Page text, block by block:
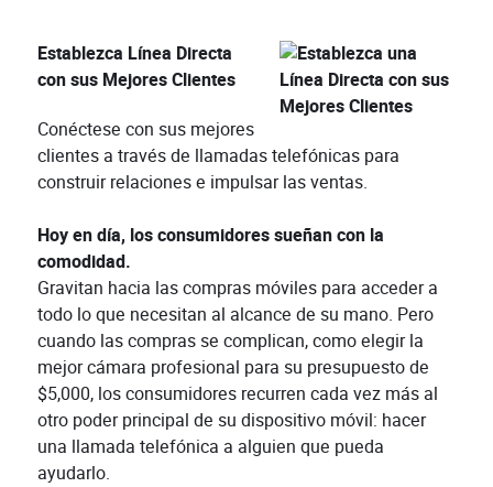
Establezca Línea Directa
con sus Mejores Clientes
Conéctese con sus mejores
clientes a través de llamadas telefónicas para
construir relaciones e impulsar las ventas.
Hoy en día, los consumidores sueñan con la
comodidad.
Gravitan hacia las compras móviles para acceder a
todo lo que necesitan al alcance de su mano. Pero
cuando las compras se complican, como elegir la
mejor cámara profesional para su presupuesto de
$5,000, los consumidores recurren cada vez más al
otro poder principal de su dispositivo móvil: hacer
una llamada telefónica a alguien que pueda
ayudarlo.